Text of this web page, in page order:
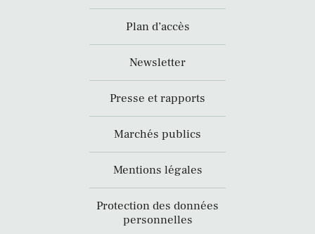
Plan d’accès
Newsletter
Presse et rapports
Marchés publics
Mentions légales
Protection des données
personnelles